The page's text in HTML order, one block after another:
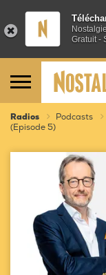
Gratuit -
Radios Podcasts
(Episode 5)